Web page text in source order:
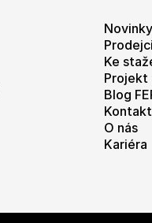
Novinky
Prodejci
Ke
Projekt
Blog
O nás
Kariéra